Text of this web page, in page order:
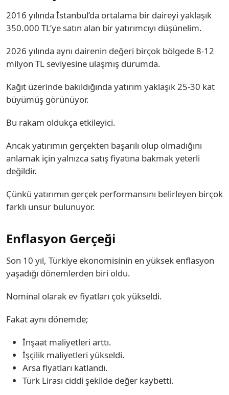
2016 yılında İstanbul’da ortalama bir daireyi yaklaşık
350.000 TL’ye satın alan bir yatırımcıyı düşünelim.
2026 yılında aynı dairenin değeri birçok bölgede 8-12
milyon TL seviyesine ulaşmış durumda.
Kağıt üzerinde bakıldığında yatırım yaklaşık 25-30 kat
büyümüş görünüyor.
Bu rakam oldukça etkileyici.
Ancak yatırımın gerçekten başarılı olup olmadığını
anlamak için yalnızca satış fiyatına bakmak yeterli
değildir.
Çünkü yatırımın gerçek performansını belirleyen birçok
farklı unsur bulunuyor.
Enflasyon Gerçeği
Son 10 yıl, Türkiye ekonomisinin en yüksek enflasyon
yaşadığı dönemlerden biri oldu.
Nominal olarak ev fiyatları çok yükseldi.
Fakat aynı dönemde;
İnşaat maliyetleri arttı.
İşçilik maliyetleri yükseldi.
Arsa fiyatları katlandı.
Türk Lirası ciddi şekilde değer kaybetti.